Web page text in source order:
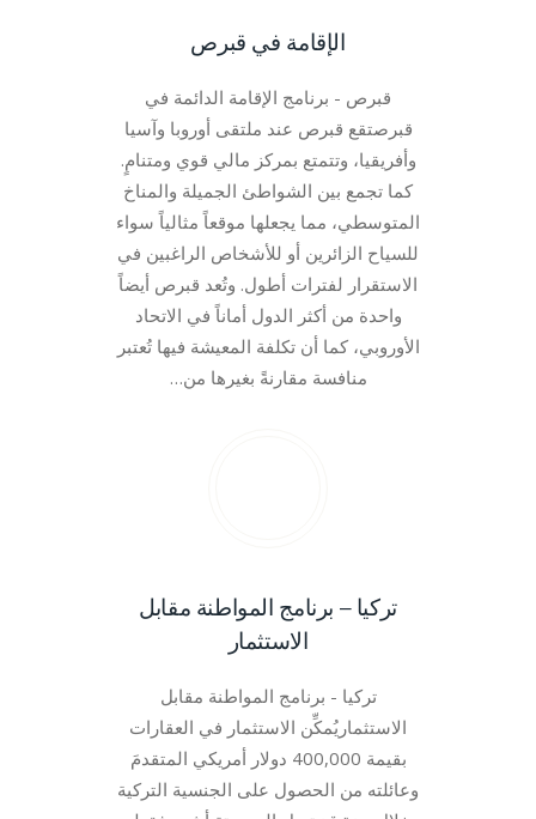
الإقامة في قبرص
قبرص - برنامج الإقامة الدائمة في
قبرصتقع قبرص عند ملتقى أوروبا وآسيا
وأفريقيا، وتتمتع بمركز مالي قوي ومتنامٍ.
كما تجمع بين الشواطئ الجميلة والمناخ
المتوسطي، مما يجعلها موقعاً مثالياً سواء
للسياح الزائرين أو للأشخاص الراغبين في
الاستقرار لفترات أطول. وتُعد قبرص أيضاً
واحدة من أكثر الدول أماناً في الاتحاد
الأوروبي، كما أن تكلفة المعيشة فيها تُعتبر
منافسة مقارنةً بغيرها من…
تركيا – برنامج المواطنة مقابل
الاستثمار
تركيا - برنامج المواطنة مقابل
الاستثماريُمكِّن الاستثمار في العقارات
بقيمة 400,000 دولار أمريكي المتقدمَ
وعائلته من الحصول على الجنسية التركية